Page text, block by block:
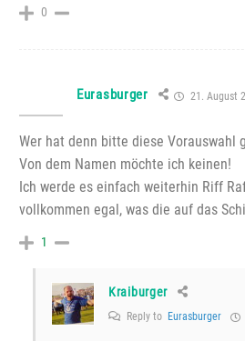
0
Eurasburger 21. August
Wer hat denn bitte diese Vorauswahl
Von dem Namen möchte ich keinen!
Ich werde es einfach weiterhin Riff
vollkommen egal, was die auf das
1
Kraiburger
Reply to Eurasburger